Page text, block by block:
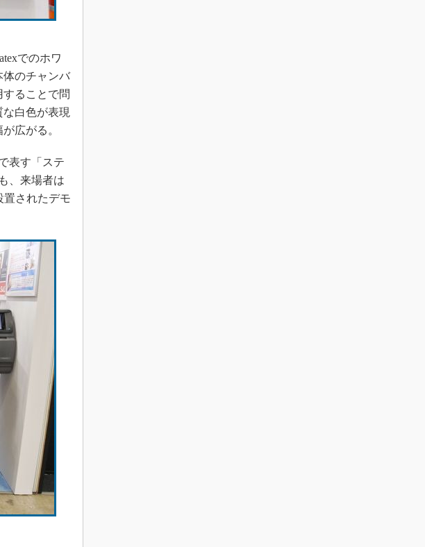
でのホワ
体のチャンバ
ることで問
白色が表現
広がる。
表す「ステ
、来場者は
置されたデモ